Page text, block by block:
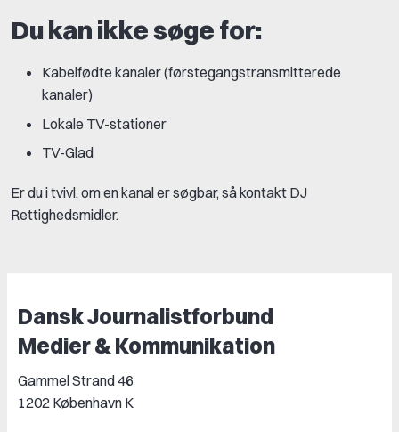
Du kan ikke søge for:
Kabelfødte kanaler (førstegangstransmitterede
kanaler)
Lokale TV-stationer
TV-Glad
Er du i tvivl, om en kanal er søgbar, så kontakt DJ
Rettighedsmidler.
Dansk Journalistforbund
Medier & Kommunikation
Gammel Strand 46
1202 København K